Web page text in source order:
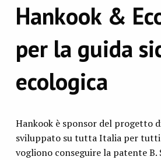
Hankook &
per la guida
ecologica
Hankook è sponsor del progetto
sviluppato su tutta Italia per tutti
vogliono conseguire la patente B.